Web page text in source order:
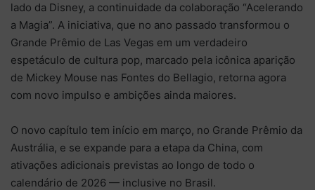
lado da Disney, a continuidade da colaboração “Acelerando
a Magia”. A iniciativa, que no ano passado transformou o
Grande Prêmio de Las Vegas em um verdadeiro
espetáculo de cultura pop, marcado pela icônica aparição
de Mickey Mouse nas Fontes do Bellagio, retorna agora
com novo impulso e ambições ainda maiores.
O novo capítulo tem início em março, no Grande Prêmio da
Austrália, e se expande para a etapa da China, com
ativações adicionais previstas ao longo de todo o
calendário de 2026 — inclusive no Brasil.